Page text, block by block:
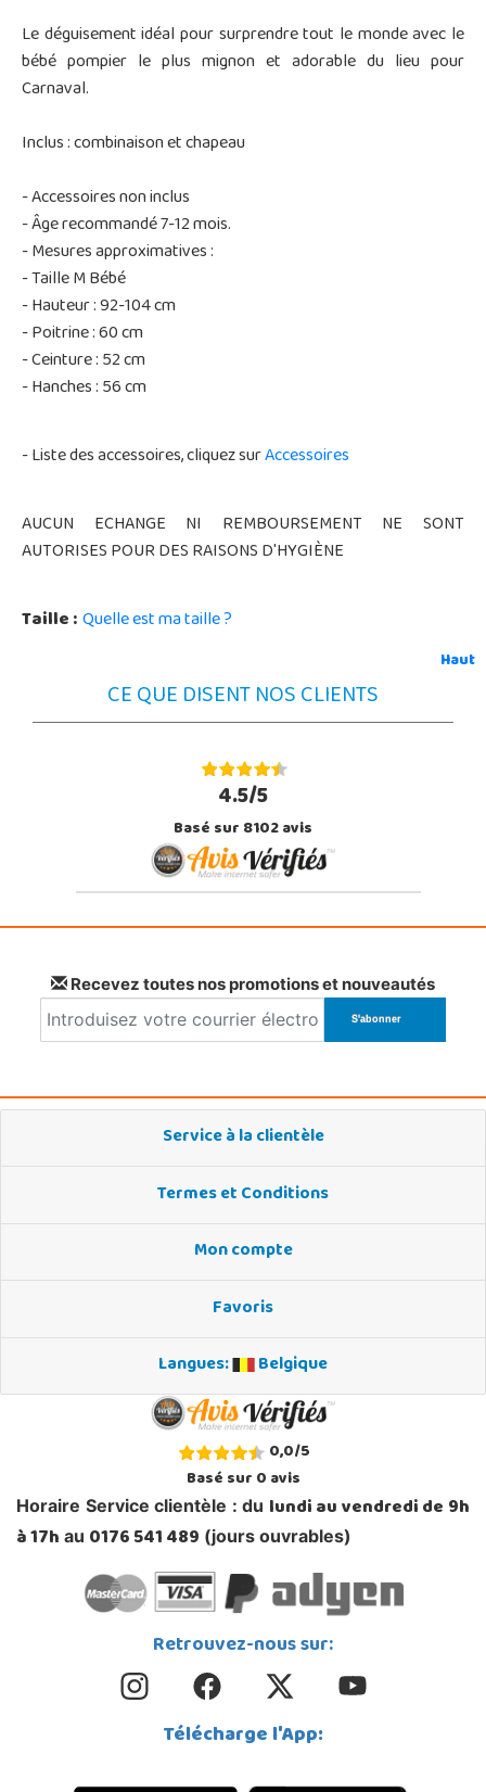
Le déguisement idéal pour surprendre tout le monde avec le
bébé pompier le plus mignon et adorable du lieu pour
Carnaval.
Inclus : combinaison et chapeau
- Accessoires non inclus
- Âge recommandé 7-12 mois.
- Mesures approximatives :
- Taille M Bébé
- Hauteur : 92-104 cm
- Poitrine : 60 cm
- Ceinture : 52 cm
- Hanches : 56 cm
- Liste des accessoires, cliquez surAccessoires
AUCUN ECHANGE NI REMBOURSEMENT NE SONT
AUTORISES POUR DES RAISONS D'HYGIÈNE
Taille :Quelle est ma taille ?
Haut
CE QUE DISENT NOS CLIENTS
4.5/5
Basé sur 8102 avis
Recevez toutes nos promotions et nouveautés
Service à la clientèle
Termes et Conditions
Mon compte
Favoris
Langues:
Belgique
0,0/5
Basé sur0avis
Horaire Service clientèle : du lundi au vendredi de 9h
à 17h au 0176 541 489 (jours ouvrables)
Retrouvez-nous sur:
Télécharge l'App: